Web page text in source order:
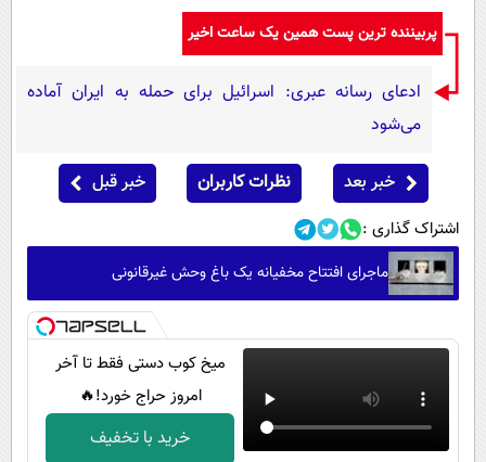
پربیننده ترین پست همین یک ساعت اخیر
ادعای رسانه عبری: اسرائیل برای حمله به ایران آماده
می‌شود
خبر بعد نظرات کاربران خبر قبل
اشتراک گذاری :
ماجرای افتتاح مخفیانه یک باغ وحش غیرقانونی
میخ کوب دستی فقط تا آخر
امروز حراج خورد!🔥
خرید با تخفیف